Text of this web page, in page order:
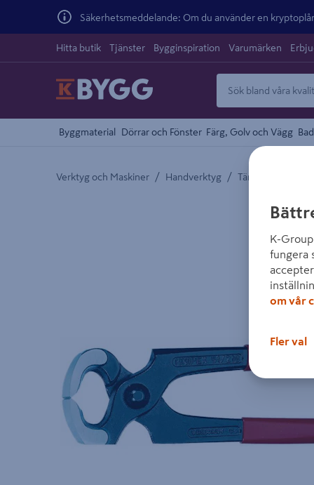
Säkerhetsmeddelande: Om du använder en
Hitta butik Tjänster Bygginspiration Varumärken
Byggmaterial Dörrar och Fönster Färg, Golv och Vägg
Verktyg och Maskiner / Handverktyg / Tänger och Saxar
K-
fungera
om vår
Fler val